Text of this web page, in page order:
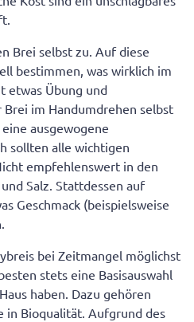
Brei selbst zu. Auf diese
bestimmen, was wirklich im
etwas Übung und
im Handumdrehen selbst
ausgewogene
sollten alle wichtigen
empfehlenswert in den
Salz. Stattdessen auf
Geschmack (beispielsweise
bei Zeitmangel möglichst
stets eine Basisauswahl
haben. Dazu gehören
in Bioqualität. Aufgrund des